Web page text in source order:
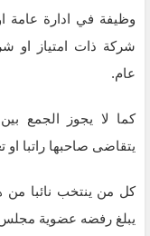
وظيفة في ادارة عامة
شركة ذات امتياز او
عام.
كما لا يجوز الجمع
يتقاضى صاحبها راتبا او
كل من ينتخب نائبا من
يبلغ رفضه عضوية مجلس